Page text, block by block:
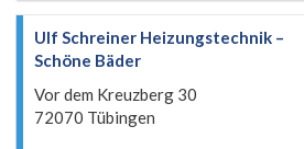
Ulf Schreiner Heizungstechnik –
Schöne Bäder
Vor dem Kreuzberg 30
72070 Tübingen